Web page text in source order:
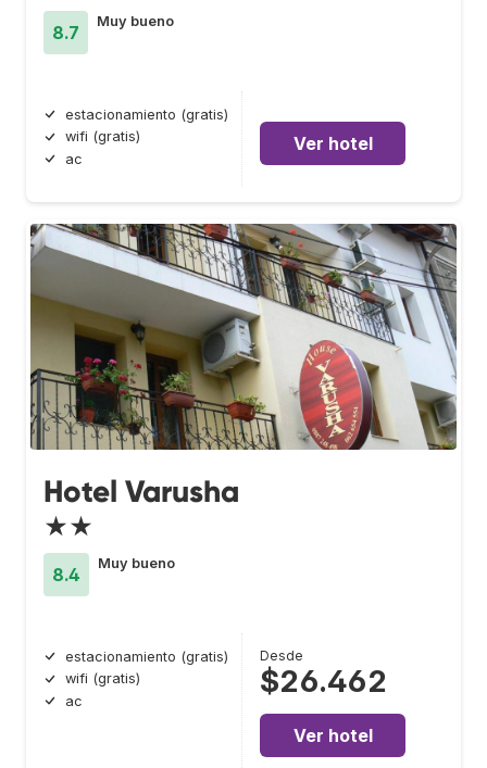
8.7
Muy bueno
estacionamiento (gratis)
wifi (gratis)
ac
Ver hotel
Hotel Varusha
★★
8.4
Muy bueno
estacionamiento (gratis)
wifi (gratis)
ac
Desde
$26.462
Ver hotel